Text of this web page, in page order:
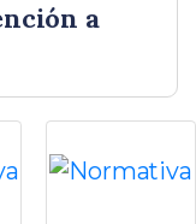
a